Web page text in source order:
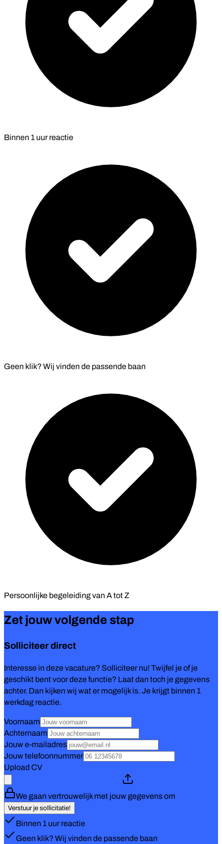
Binnen 1 uurreactie
Geen klik? Wij vinden depassende baan
Persoonlijke begeleiding vanA tot Z
Zet jouw volgende stap
Solliciteer direct
Interesse in deze vacature? Solliciteer nu! Twijfel je of je
geschikt bent voor deze functie? Laat dan toch je gegevens
achter. Dan kijken wij wat er mogelijk is. Je krijgt binnen 1
werkdag reactie.
Voornaam
Achternaam
Jouw e-mailadres
Jouw telefoonnummer
Upload CV
We gaan vertrouwelijk met jouw gegevens om
Verstuur je sollicitatie!
Binnen 1 uur reactie
Geen klik? Wij vinden de passende baan